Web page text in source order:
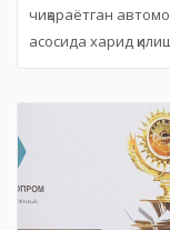
чиқараётган
асосида харид